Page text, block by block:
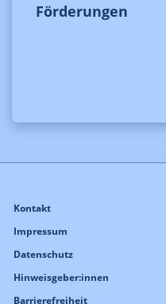
Förderungen
Kontakt
Impressum
Datenschutz
Hinweisgeber:innen
Barrierefreiheit